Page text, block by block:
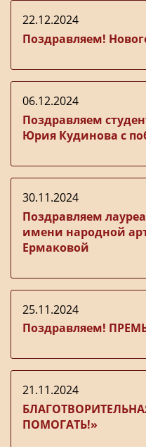
22.12.2024
Поздравляем!
06.12.2024
Поздравляем
Юрия Кудинова с
30.11.2024
Поздравляем
имени народной
Ермаковой
25.11.2024
Поздравляем!
21.11.2024
ПОМОГАТЬ!»